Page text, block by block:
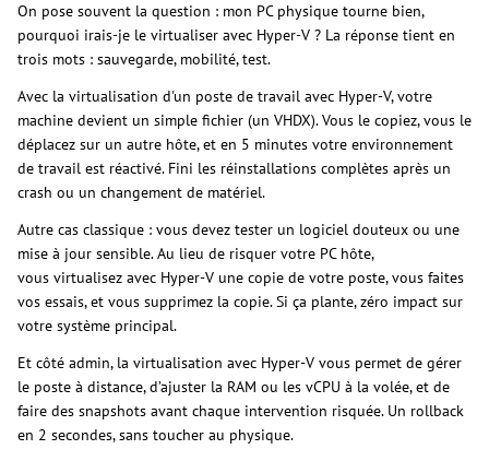
On pose souvent la question : mon PC physique tourne bien,
pourquoi irais-je le virtualiser avec Hyper-V ? La réponse tient en
trois mots : sauvegarde, mobilité, test.
Avec la virtualisation d'un poste de travail avec Hyper-V, votre
machine devient un simple fichier (un VHDX). Vous le copiez, vous le
déplacez sur un autre hôte, et en 5 minutes votre environnement
de travail est réactivé. Fini les réinstallations complètes après un
crash ou un changement de matériel.
Autre cas classique : vous devez tester un logiciel douteux ou une
mise à jour sensible. Au lieu de risquer votre PC hôte,
vous virtualisez avec Hyper-V une copie de votre poste, vous faites
vos essais, et vous supprimez la copie. Si ça plante, zéro impact sur
votre système principal.
Et côté admin, la virtualisation avec Hyper-V vous permet de gérer
le poste à distance, d’ajuster la RAM ou les vCPU à la volée, et de
faire des snapshots avant chaque intervention risquée. Un rollback
en 2 secondes, sans toucher au physique.